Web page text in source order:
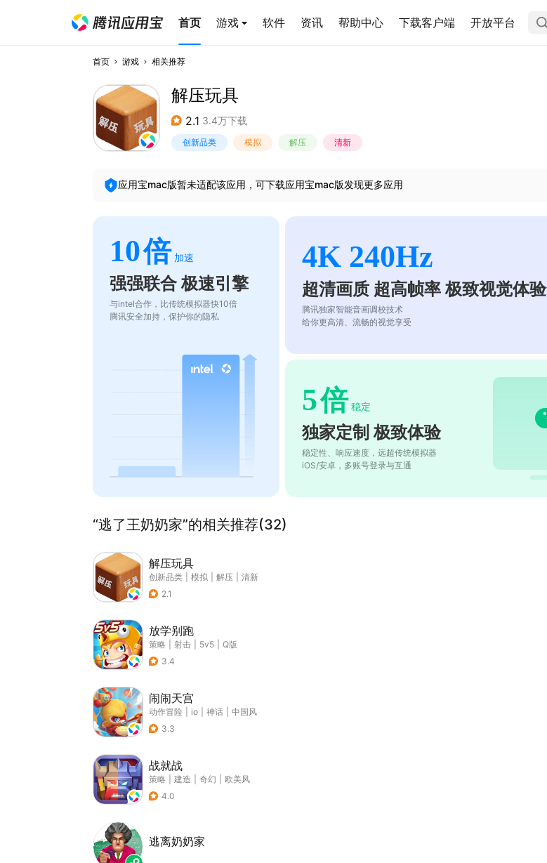
首页 游戏 软件 资讯 帮助中心 下载客户端 开放平台
首页 游戏 相关推荐
解压玩具
2.1 3.4万下载
创新品类 模拟 解压 清新
应用宝mac版暂未适配该应用，可下载应用宝mac版发现更多应用
10倍 加速
强强联合 极速引擎
与intel合作，比传统模拟器快10倍
腾讯安全加持，保护你的隐私
4K 240Hz
超清画质 超高帧率 极致视觉体验
腾讯独家智能音画调校技术
给你更高清、流畅的视觉享受
5倍 稳定
独家定制 极致体验
稳定性、响应速度，远超传统模拟器
iOS/安卓，多账号登录与互通
“逃了王奶奶家”的相关推荐(32)
解压玩具
创新品类 模拟 解压
清新
2.1
放学别跑
策略 射击 5v5
Q版
3.4
闹闹天宫
动作冒险 io 神话
中国风
3.3
战就战
策略 建造 奇幻
欧美风
4.0
逃离奶奶家